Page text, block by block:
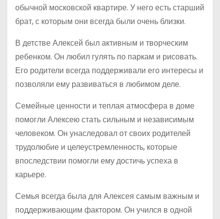
обычной московской квартире. У него есть старший
брат, с которым они всегда были очень близки.
В детстве Алексей был активным и творческим
ребенком. Он любил гулять по паркам и рисовать.
Его родители всегда поддерживали его интересы и
позволяли ему развиваться в любимом деле.
Семейные ценности и теплая атмосфера в доме
помогли Алексею стать сильным и независимым
человеком. Он унаследовал от своих родителей
трудолюбие и целеустремленность, которые
впоследствии помогли ему достичь успеха в
карьере.
Семья всегда была для Алексея самым важным и
поддерживающим фактором. Он учился в одной